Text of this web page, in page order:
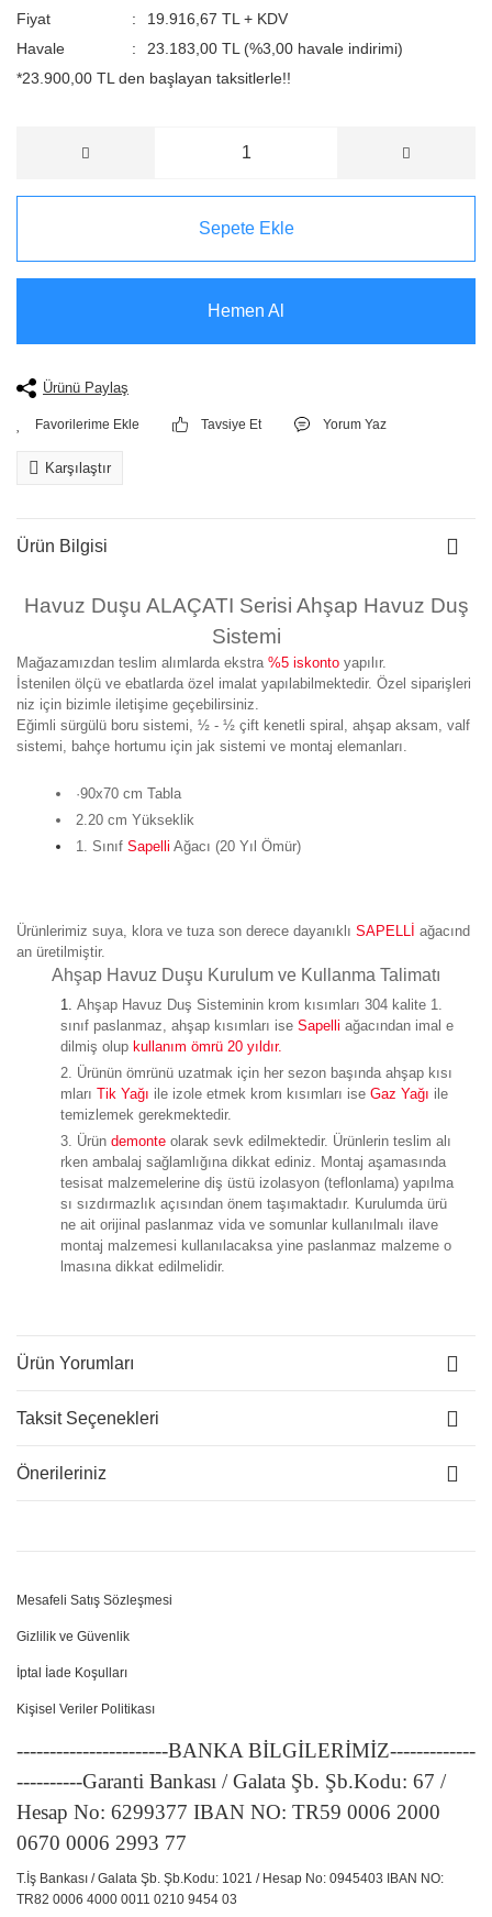
Fiyat
19.916,67 TL + KDV
Havale
23.183,00 TL (%3,00 havale indirimi)
*23.900,00 TL den başlayan taksitlerle!!
Sepete Ekle
Hemen Al
Ürünü Paylaş
Tavsiye Et Yorum Yaz
Karşılaştır
Ürün Bilgisi
Havuz Duşu ALAÇATI Serisi Ahşap Havuz Duş
Sistemi
Mağazamızdan teslim alımlarda ekstra %5 iskonto yapılır.
İstenilen ölçü ve ebatlarda özel imalat yapılabilmektedir. Özel siparişleri
niz için bizimle iletişime geçebilirsiniz.
Eğimli sürgülü boru sistemi, ½ - ½ çift kenetli spiral, ahşap aksam, valf
sistemi, bahçe hortumu için jak sistemi ve montaj elemanları.
·90x70 cm Tabla
2.20 cm Yükseklik
1. Sınıf Sapelli Ağacı (20 Yıl Ömür)
Ürünlerimiz suya, klora ve tuza son derece dayanıklı SAPELLİ ağacınd
an üretilmiştir.
Ahşap Havuz Duşu Kurulum ve Kullanma Talimatı
Ahşap Havuz Duş Sisteminin krom kısımları 304 kalite 1.
sınıf paslanmaz, ahşap kısımları ise Sapelli ağacından imal e
dilmiş olup kullanım ömrü 20 yıldır.
Ürünün ömrünü uzatmak için her sezon başında ahşap kısı
mları Tik Yağı ile izole etmek krom kısımları ise Gaz Yağı ile
temizlemek gerekmektedir.
Ürün demonte olarak sevk edilmektedir. Ürünlerin teslim alı
rken ambalaj sağlamlığına dikkat ediniz. Montaj aşamasında
tesisat malzemelerine diş üstü izolasyon (teflonlama) yapılma
sı sızdırmazlık açısından önem taşımaktadır. Kurulumda ürü
ne ait orijinal paslanmaz vida ve somunlar kullanılmalı ilave
montaj malzemesi kullanılacaksa yine paslanmaz malzeme o
lmasına dikkat edilmelidir.
Ürün Yorumları
Taksit Seçenekleri
Önerileriniz
Mesafeli Satış Sözleşmesi
Gizlilik ve Güvenlik
İptal İade Koşulları
Kişisel Veriler Politikası
-----------------------BANKA BİLGİLERİMİZ-------------
----------Garanti Bankası / Galata Şb. Şb.Kodu: 67 /
Hesap No: 6299377 IBAN NO: TR59 0006 2000
0670 0006 2993 77
T.İş Bankası / Galata Şb. Şb.Kodu: 1021 / Hesap No: 0945403 IBAN NO:
TR82 0006 4000 0011 0210 9454 03